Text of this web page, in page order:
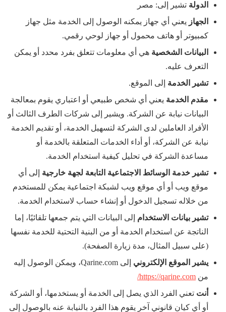
الدولة تشير إلى: مصر
الجهاز يعني أي جهاز يمكنه الوصول إلى الخدمة مثل جهاز
كمبيوتر أو هاتف محمول أو جهاز لوحي رقمي.
البيانات الشخصية هي أي معلومات تتعلق بفرد محدد أو يمكن
التعرف عليه.
تشير الخدمة إلى الموقع.
مقدم الخدمة يعني أي شخص طبيعي أو اعتباري يقوم بمعالجة
البيانات نيابة عن الشركة. ويشير إلى شركات الطرف الثالث أو
الأفراد العاملين لدى الشركة لتسهيل الخدمة، أو تقديم الخدمة
نيابة عن الشركة، أو أداء الخدمات المتعلقة بالخدمة أو
مساعدة الشركة في تحليل كيفية استخدام الخدمة.
تشير خدمة الوسائط الاجتماعية التابعة لجهة خارجية إلى أي
موقع ويب أو أي موقع ويب لشبكة اجتماعية يمكن للمستخدم
من خلاله تسجيل الدخول أو إنشاء حساب لاستخدام الخدمة.
تشير بيانات الاستخدام إلى البيانات التي يتم جمعها تلقائيًا، إما
الناتجة عن استخدام الخدمة أو من البنية التحتية للخدمة نفسها
(على سبيل المثال، مدة زيارة الصفحة).
يشير الموقع الإلكتروني
إلى Qarine.com، ويمكن الوصول إليه
من https://qarine.com/
أنت تعني الفرد الذي يصل إلى الخدمة أو يستخدمها، أو الشركة
أو أي كيان قانوني آخر يقوم هذا الفرد بالنيابة عنه بالوصول إلى